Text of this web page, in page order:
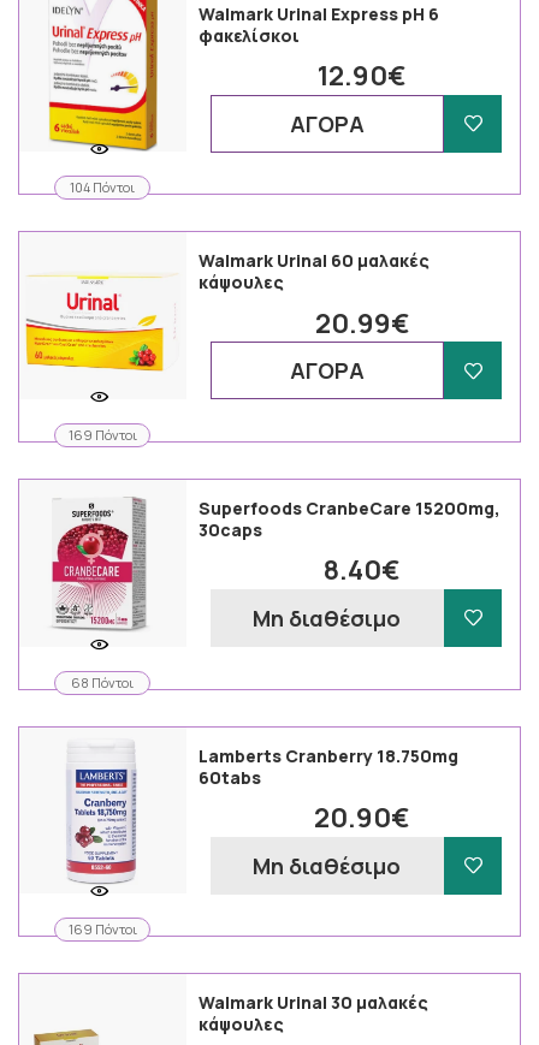
104 Πόντοι
Walmark Urinal Express pH 6
φακελίσκοι
12.90€
ΑΓΟΡΑ
169 Πόντοι
Walmark Urinal 60 μαλακές
κάψουλες
20.99€
ΑΓΟΡΑ
68 Πόντοι
Superfoods CranbeCare 15200mg,
30caps
8.40€
Μη διαθέσιμο
169 Πόντοι
Lamberts Cranberry 18.750mg
60tabs
20.90€
Μη διαθέσιμο
Walmark Urinal 30 μαλακές
κάψουλες